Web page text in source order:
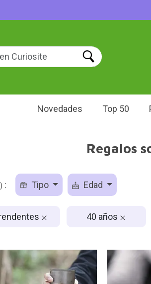
Novedades Top 50
Regalos
: Tipo Edad
40 años